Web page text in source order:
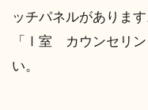
ッチパネルがあります
「Ⅰ室 カウンセリン
い。